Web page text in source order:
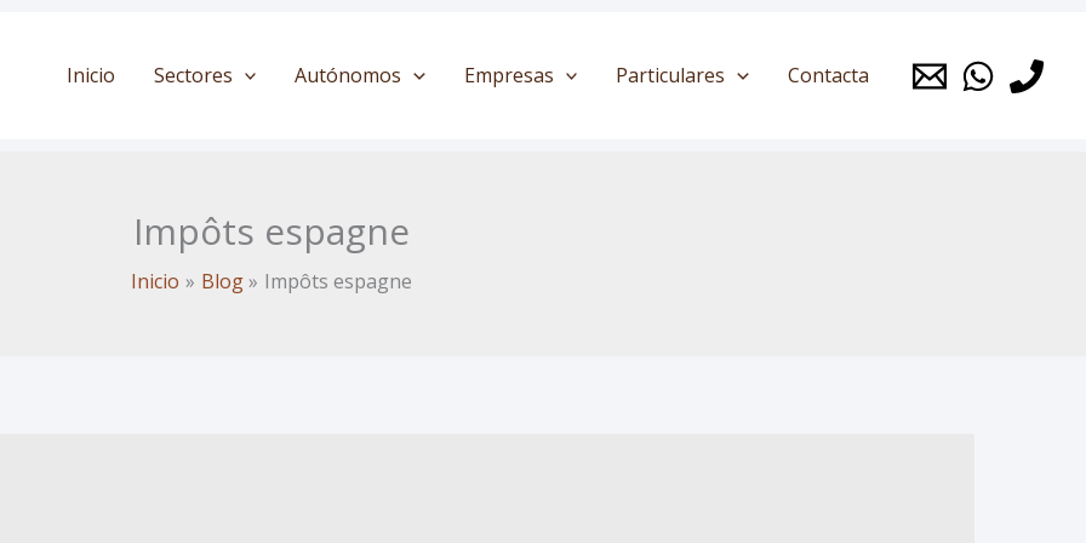
Inicio Sectores Autónomos Empresas Particulares Contacta
Impôts espagne
Inicio Blog Impôts espagne